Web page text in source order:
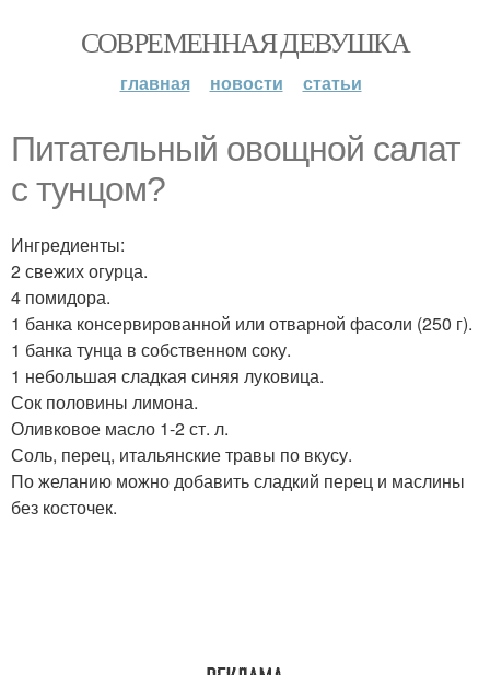
СОВРЕМЕННАЯ ДЕВУШКА
главная новости статьи
Питательный овощной салат
с тунцом?
Ингредиенты:
2 свежих огурца.
4 помидора.
1 банка консервированной или отварной фасоли (250 г).
1 банка тунца в собственном соку.
1 небольшая сладкая синяя луковица.
Сок половины лимона.
Оливковое масло 1-2 ст. л.
Соль, перец, итальянские травы по вкусу.
По желанию можно добавить сладкий перец и маслины
без косточек.